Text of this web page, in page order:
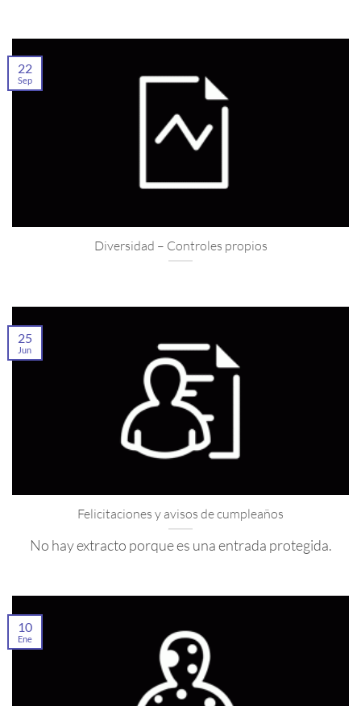
Diversidad – Controles propios
22
Sep
Felicitaciones y avisos de cumpleaños
No hay extracto porque es una entrada protegida.
25
Jun
10
Ene